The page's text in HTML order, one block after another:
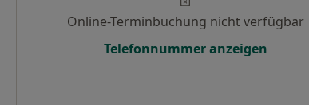
Online-Terminbuchung nicht verfügbar
Telefonnummer anzeigen